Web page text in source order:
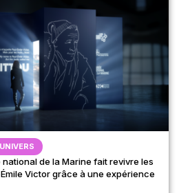
UNIVERS
national de la Marine fait revivre les
Victor grâce à une expérience